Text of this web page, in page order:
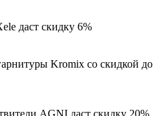
даст скидку 6%
Kromix со скидкой до
AGNI даст скидку 20%